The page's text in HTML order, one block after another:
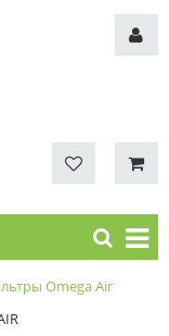
Omega Air